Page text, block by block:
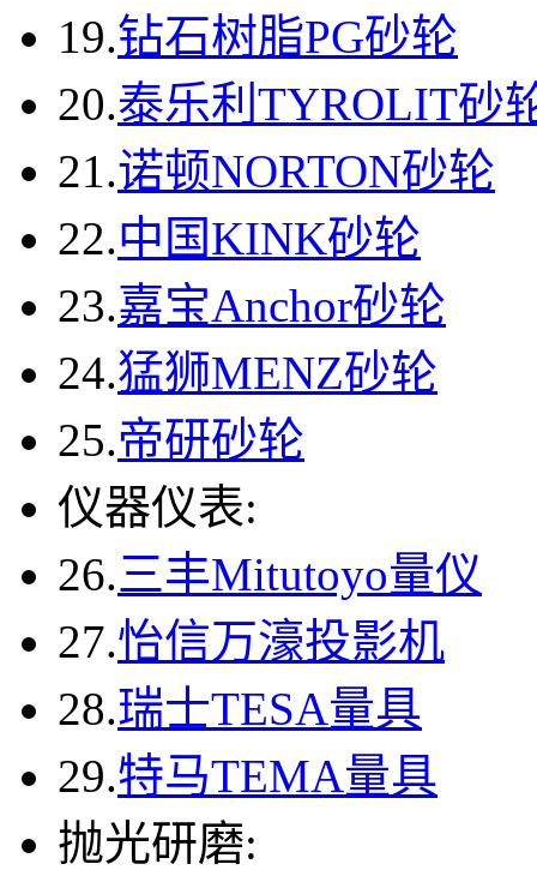
19.钻石树脂PG砂轮
20.泰乐利TYROLIT砂
21.诺顿NORTON砂轮
22.中国KINK砂轮
23.嘉宝Anchor砂轮
24.猛狮MENZ砂轮
25.帝研砂轮
仪器仪表:
26.三丰Mitutoyo量仪
27.怡信万濠投影机
28.瑞士TESA量具
29.特马TEMA量具
抛光研磨: